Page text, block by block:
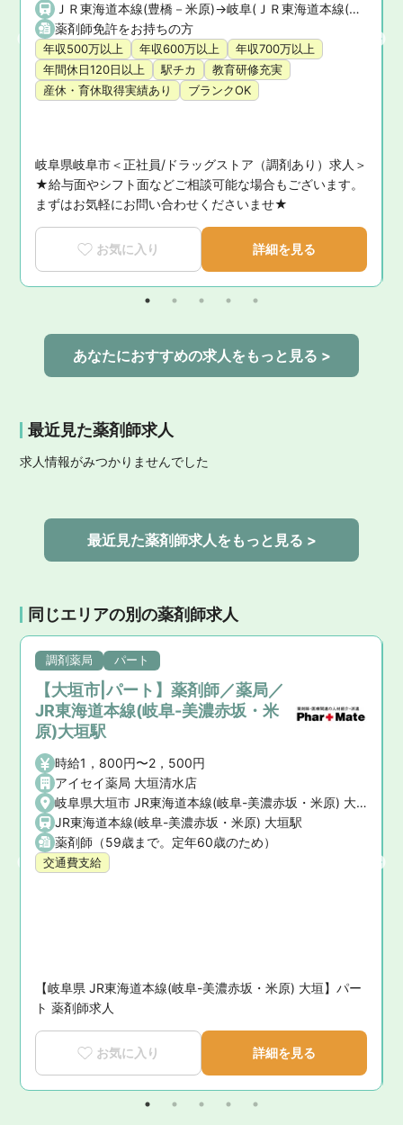
ＪＲ東海道本線(豊橋－米原)->岐阜(ＪＲ東海道本線(豊橋－米原)),ＪＲ高山本線(岐阜－猪谷)->岐阜(ＪＲ高山本線(岐阜－猪谷))
薬剤師免許をお持ちの方
年収500万以上 年収600万以上
年収700万以上
年間休日120日以上
駅チカ
教育研修充実
産休・育休取得実績あり
ブランクOK
岐阜県岐阜市＜正社員/ドラッグストア（調剤あり）求人＞
★給与面やシフト面などご相談可能な場合もございます。
まずはお気軽にお問い合わせくださいませ★
お気に入り 詳細を見る
あなたにおすすめの求人をもっと見る >
最近見た薬剤師求人
求人情報がみつかりませんでした
最近見た薬剤師求人をもっと見る >
同じエリアの別の薬剤師求人
調剤薬局 パート
【大垣市|パート】薬剤師／薬局／
JR東海道本線(岐阜-美濃赤坂・米
原)大垣駅
時給1，800円〜2，500円
アイセイ薬局 大垣清水店
岐阜県大垣市 JR東海道本線(岐阜-美濃赤坂・米原) 大垣駅
JR東海道本線(岐阜-美濃赤坂・米原) 大垣駅
薬剤師（59歳まで。定年60歳のため）
交通費支給
【岐阜県 JR東海道本線(岐阜-美濃赤坂・米原) 大垣】パー
ト 薬剤師求人
お気に入り 詳細を見る